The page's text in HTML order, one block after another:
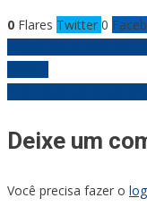
0 Flares Twitter 0
Navegação
de
População geral,
Deixe um
Você precisa fazer o